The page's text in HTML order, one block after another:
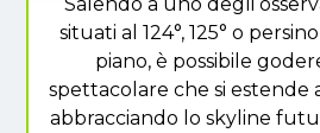
situati al 124°, 125° o
piano, è possibile
spettacolare che si estende
abbracciando lo skyline